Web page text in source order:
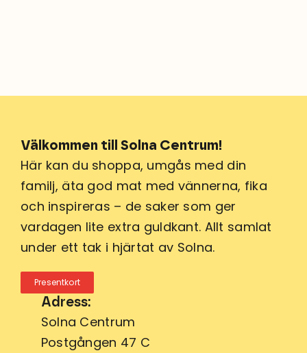
Välkommen till Solna Centrum!
Här kan du shoppa, umgås med din
familj, äta god mat med vännerna, fika
och inspireras – de saker som ger
vardagen lite extra guldkant. Allt samlat
under ett tak i hjärtat av Solna.
Presentkort
Adress:
Solna Centrum
Postgången 47 C